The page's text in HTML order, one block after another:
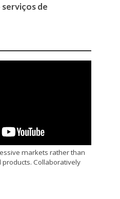
de
markets rather than
Collaboratively